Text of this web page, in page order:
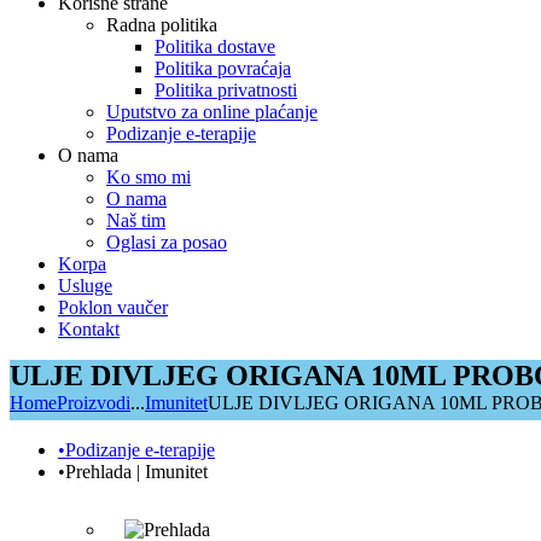
Radna politika
Politika dostave
Politika povraćaja
Politika privatnosti
Uputstvo za online plaćanje
Podizanje e-terapije
O nama
Ko smo mi
O nama
Naš tim
Oglasi za posao
Korpa
Usluge
Poklon vaučer
Kontakt
ULJE DIVLJEG ORIGANA 10ML
HomeProizvodi...ImunitetULJE DIVLJEG ORIGANA 10ML
•Podizanje e-terapije
•Prehlada | Imunitet